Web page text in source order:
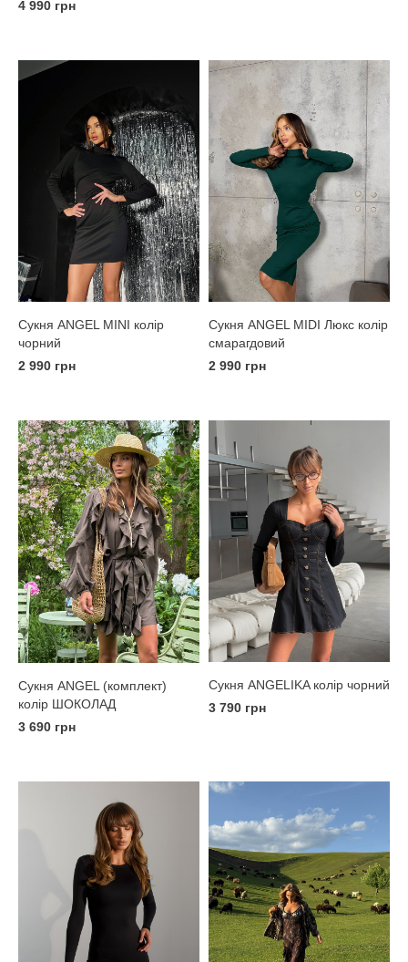
4 990 грн
Сукня ANGEL MINI колір
чорний
2 990 грн
Сукня ANGEL MIDI Люкс колір
смарагдовий
2 990 грн
Сукня ANGEL (комплект)
колір ШОКОЛАД
3 690 грн
Сукня ANGELIKA колір чорний
3 790 грн